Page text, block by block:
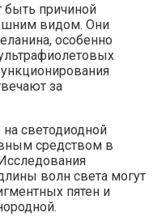
быть причиной
видом. Они
особенно
за
светодиодной
средством в
волн света могут
пятен и